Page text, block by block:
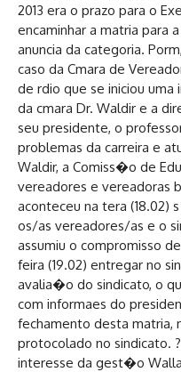
2013 era o prazo para o
encaminhar a matria para
anuncia da categoria.
caso da Cmara de
de rdio que se iniciou
da cmara Dr. Waldir e a
seu presidente, o
problemas da carreira e
Waldir, a Comiss�o de
vereadores e vereadoras
aconteceu na tera (18.02)
os/as vereadores/as e o
assumiu o compromisso
feira (19.02) entregar no
avalia�o do sindicato, o
com informaes do
fechamento desta matria,
protocolado no sindicato.
interesse da gest�o